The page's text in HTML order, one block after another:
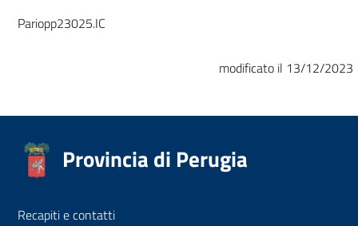
Pariopp23025.IC
modificato il 13/12/2023
Provincia di Perugia
Recapiti e contatti